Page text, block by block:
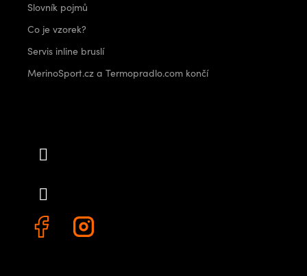
Slovník pojmů
Co je vzorek?
Servis inline bruslí
MerinoSport.cz a Termopradlo.com končí